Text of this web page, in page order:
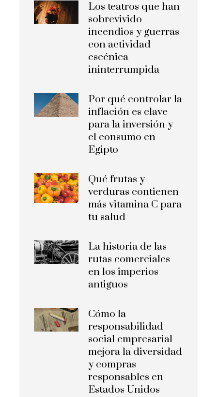
Los teatros que han
sobrevivido
incendios y guerras
con actividad
escénica
ininterrumpida
Por qué controlar la
inflación es clave
para la inversión y
el consumo en
Egipto
Qué frutas y
verduras contienen
más vitamina C para
tu salud
La historia de las
rutas comerciales
en los imperios
antiguos
Cómo la
responsabilidad
social empresarial
mejora la diversidad
y compras
responsables en
Estados Unidos